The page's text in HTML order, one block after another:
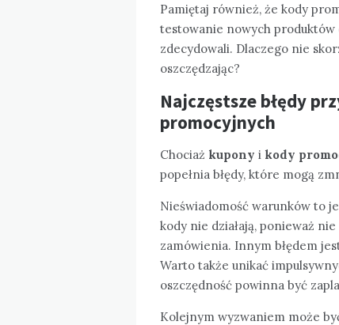
Pamiętaj również, że kody
testowanie nowych produktów
zdecydowali. Dlaczego nie
oszczędzając?
Najczęstsze błędy
promocyjnych
Chociaż kupony i kody
popełnia błędy, które mogą
Nieświadomość warunków to
kody nie działają, ponieważ
zamówienia. Innym błędem
Warto także unikać
oszczędność powinna być
Kolejnym wyzwaniem może